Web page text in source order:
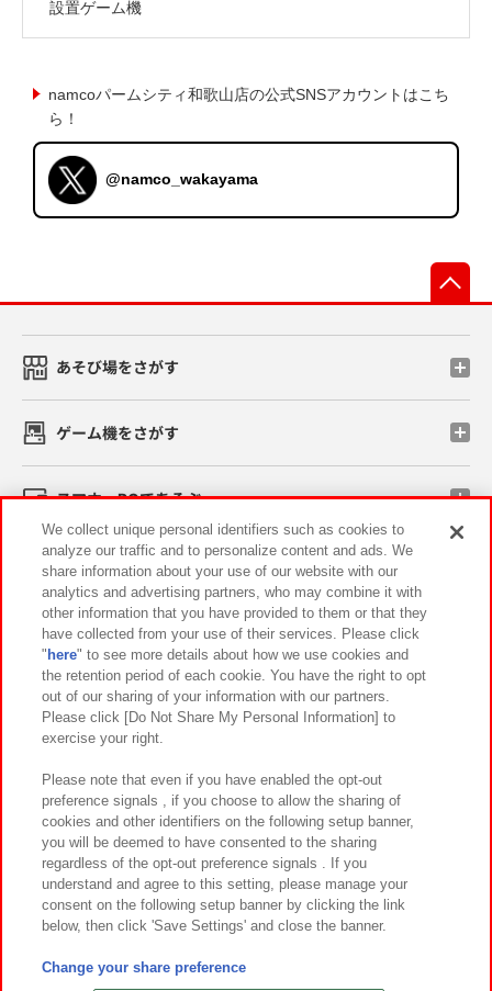
設置ゲーム機
namcoパームシティ和歌山店の公式SNSアカウントはこち
ら！
@namco_wakayama
あそび場をさがす
ゲーム機をさがす
スマホ・PCであそぶ
イベント・キャンペーン
関連会社 サステナビリティ サイトポリシー
プライバシーポリシー ウェブアクセシビリティ方針と検証結果
お取引先さまとともに
カスタマーハラスメント対応方針 よくあるご質問・お問い合わせ
©Bandai Namco Amusement Inc.
©Bandai Namco Amusement Lab Inc.
We collect unique personal identifiers such as cookies to
analyze our traffic and to personalize content and ads. We
share information about your use of our website with our
analytics and advertising partners, who may combine it with
other information that you have provided to them or that they
have collected from your use of their services. Please click
" here" to see more details about how we use cookies and
the retention period of each cookie. You have the right to opt
out of our sharing of your information with our partners.
Please click [Do Not Share My Personal Information] to
exercise your right.
Please note that even if you have enabled the opt-out
preference signals , if you choose to allow the sharing of
cookies and other identifiers on the following setup banner,
you will be deemed to have consented to the sharing
regardless of the opt-out preference signals . If you
understand and agree to this setting, please manage your
consent on the following setup banner by clicking the link
below, then click 'Save Settings' and close the banner.
Change your share preference